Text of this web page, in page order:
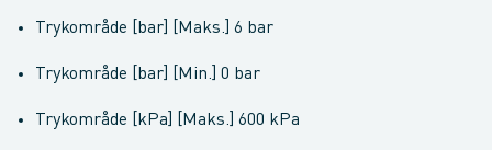
Trykområde [bar] [Maks.] 6 bar
Trykområde [bar] [Min.] 0 bar
Trykområde [kPa] [Maks.] 600 kPa